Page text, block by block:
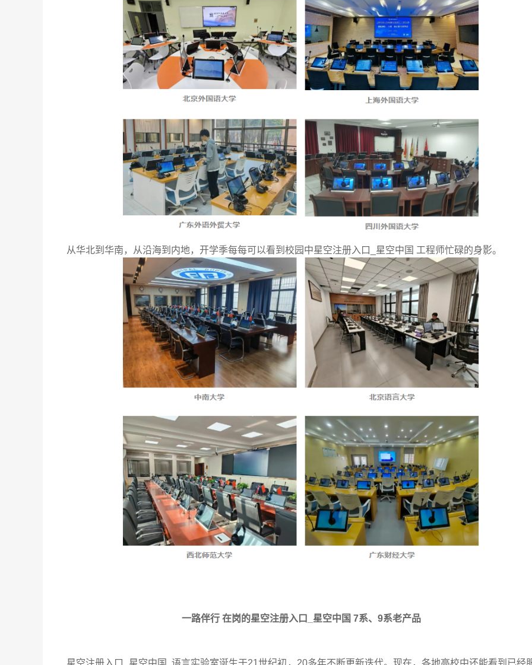
从华北到华南，从沿海到内地，开学季每每可以看到校园中星空注册入口_星空中国 工程师忙碌的身影。
一路伴行 在岗的星空注册入口_星空中国 7系、9系老产品